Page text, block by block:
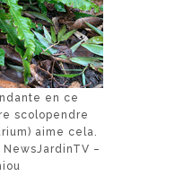
en ce
scolopendre
aime cela.
–